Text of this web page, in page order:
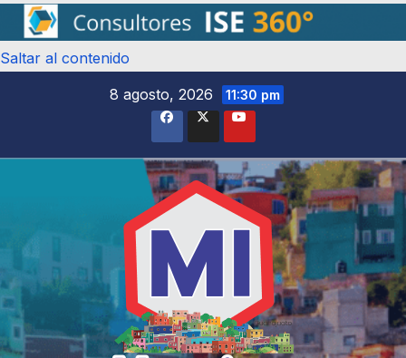
Saltar al contenido
8 agosto, 2026
11:30 pm